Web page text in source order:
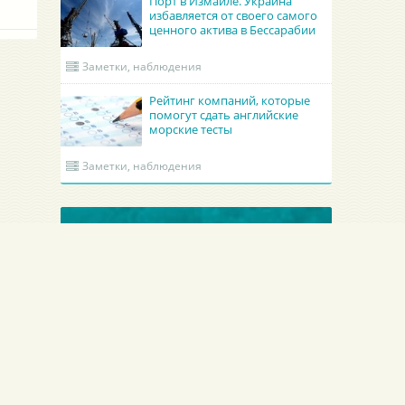
избавляется от своего самого
ценного актива в Бессарабии
Заметки, наблюдения
Рейтинг компаний, которые
помогут сдать английские
морские тесты
Заметки, наблюдения